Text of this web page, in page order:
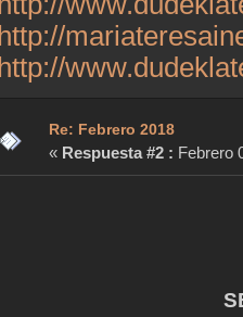
http://
http://
Re: Febrero 2018
« Respuesta #2 : Febrero